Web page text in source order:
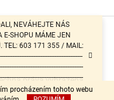
procházením tohoto webu
NEVÁHEJTE NÁS
E-SHOPU MÁME JEN
TEL: 603 171 355 / MAIL:
práva vyhrazena.